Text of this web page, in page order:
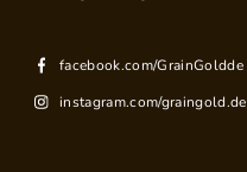
facebook.com/GrainGoldde
instagram.com/graingold.de